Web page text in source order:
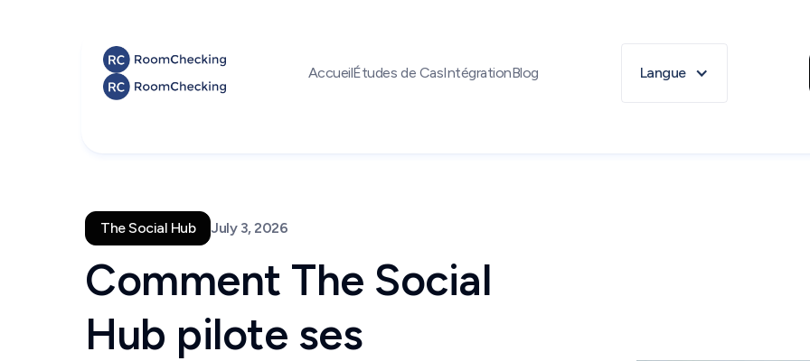
AccueilÉtudes de CasIntégrationBlog Langue
The Social Hub July 3, 2026
Comment The Social
Hub pilote ses